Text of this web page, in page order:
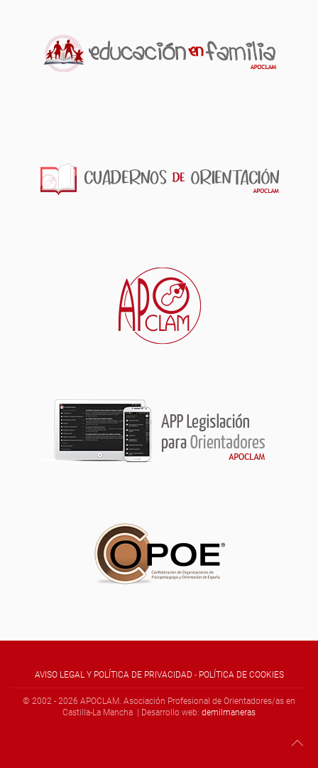
AVISO LEGAL Y POLÍTICA DE PRIVACIDAD- POLÍTICA DE COOKIES
© 2002 - 2026 APOCLAM. Asociación Profesional de Orientadores/as en
Castilla-La Mancha | Desarrollo web: demilmaneras